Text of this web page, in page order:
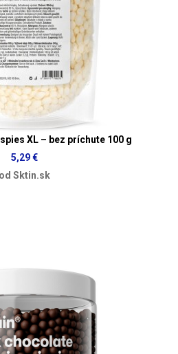
XL – bez príchute 100 g
5,29 €
od Sktin.sk